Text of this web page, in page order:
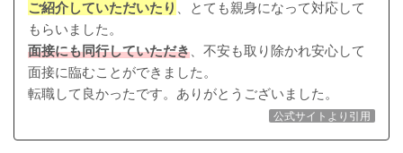
ご紹介していただいたり
、とても親身になって対応して
もらいました。
面接にも同行していただき 、不安も取り除かれ安心して
面接に臨むことができました。
転職して良かったです。ありがとうございました。
公式サイトより引用